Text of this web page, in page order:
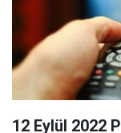
12 Eylül 2022